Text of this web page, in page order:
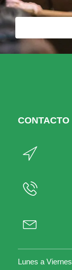
CONTACTO
Lunes a